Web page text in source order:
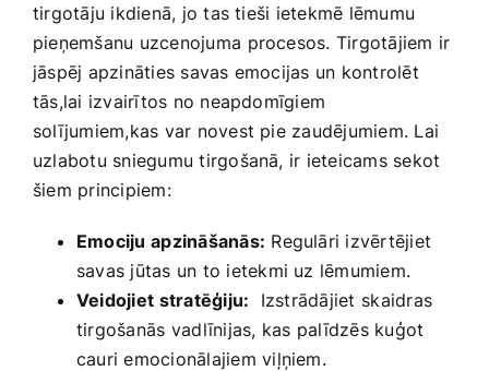
tirgotāju ikdienā, jo tas ‍tieši ietekmē lēmumu
pieņemšanu ‌uzcenojuma⁣ procesos.‌ Tirgotājiem ir
jāspēj apzināties savas emocijas un kontrolēt
tās,lai izvairītos‌ no neapdomīgiem⁤
solījumiem,kas var novest pie zaudējumiem. Lai
uzlabotu sniegumu tirgošanā, ir‌ ieteicams ​sekot
šiem principiem:
Emociju ⁢apzināšanās: Regulāri izvērtējiet
savas jūtas un to ietekmi uz lēmumiem.
Veidojiet ⁣stratēģiju: ‍ Izstrādājiet ⁣skaidras
tirgošanās ⁤vadlīnijas, kas⁢ palīdzēs kuģot
cauri emocionālajiem‍ viļņiem.